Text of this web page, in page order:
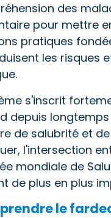
des
pour mettre
pratiques
les risques
s'inscrit
depuis
de salubrité et
l'intersection
mondiale de
de plus en plus
le